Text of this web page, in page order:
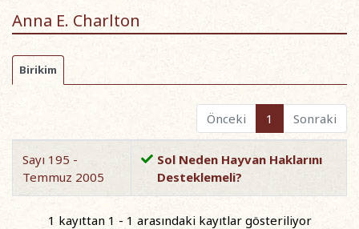
Anna E. Charlton
Birikim
Önceki 1 Sonraki
Sayı 195 -
Temmuz 2005
Sol Neden Hayvan Haklarını
Desteklemeli?
1 kayıttan 1 - 1 arasındaki kayıtlar gösteriliyor